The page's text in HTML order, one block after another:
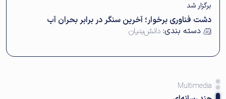
برگزار شد
دشت فناوری برخوار؛ آخرین سنگر در برابر بحران آب
دسته بندی: دانش‌بنیان
Multimedia